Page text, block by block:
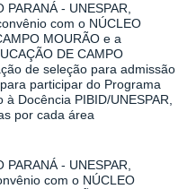
- UNESPAR,
com o NÚCLEO
MOURÃO e a
DE CAMPO
de seleção para admissão
participar do Programa
Docência PIBID/UNESPAR,
por cada área
- UNESPAR,
com o NÚCLEO